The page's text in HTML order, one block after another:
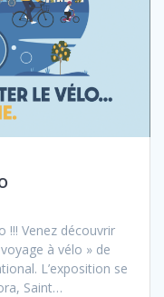
!!! Venez découvrir
à vélo » de
L’exposition se
Saint…